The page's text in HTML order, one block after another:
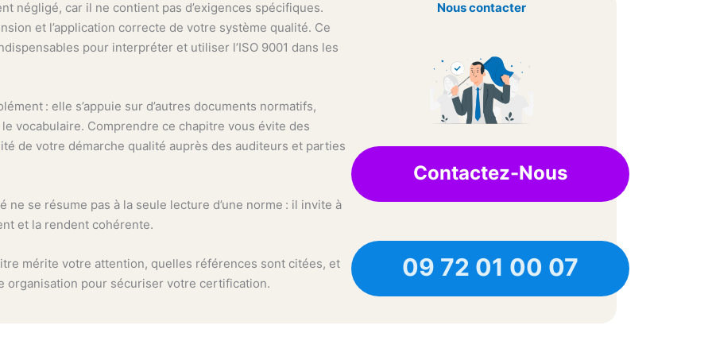
négligé, car il ne contient pas d’exigences spécifiques.
et l’application correcte de votre système qualité. Ce
pour interpréter et utiliser l’ISO 9001 dans les
: elle s’appuie sur d’autres documents normatifs,
vocabulaire. Comprendre ce chapitre vous évite des
de votre démarche qualité auprès des auditeurs et parties
se résume pas à la seule lecture d’une norme : il invite à
et la rendent cohérente.
mérite votre attention, quelles références sont citées, et
organisation pour sécuriser votre certification.
Nous contacter
Contactez-Nous
09 72 01 00 07